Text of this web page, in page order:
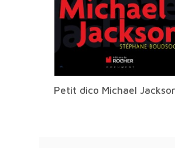
Petit dico Michael